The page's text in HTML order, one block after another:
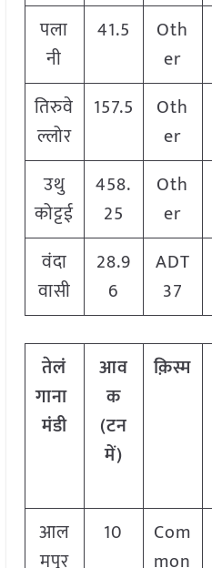
पला
नी
41.5
Oth
er
तिरुवे
ल्लोर
157.5
Oth
er
उथु
कोट्टई
458.
25
Oth
er
वंदा
वासी
28.9
6
ADT
37
तेलं
गाना
मंडी
आव
क
(टन
में)
क़िस्म
आल
10
Com